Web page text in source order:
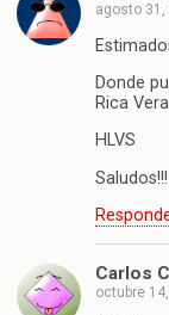
agosto 31,
Donde
Rica
HLVS
Saludos!!!
Carlos
octubre